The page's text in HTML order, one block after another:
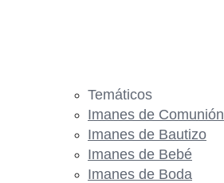
Temáticos
Imanes de Comunión
Imanes de Bautizo
Imanes de Bebé
Imanes de Boda